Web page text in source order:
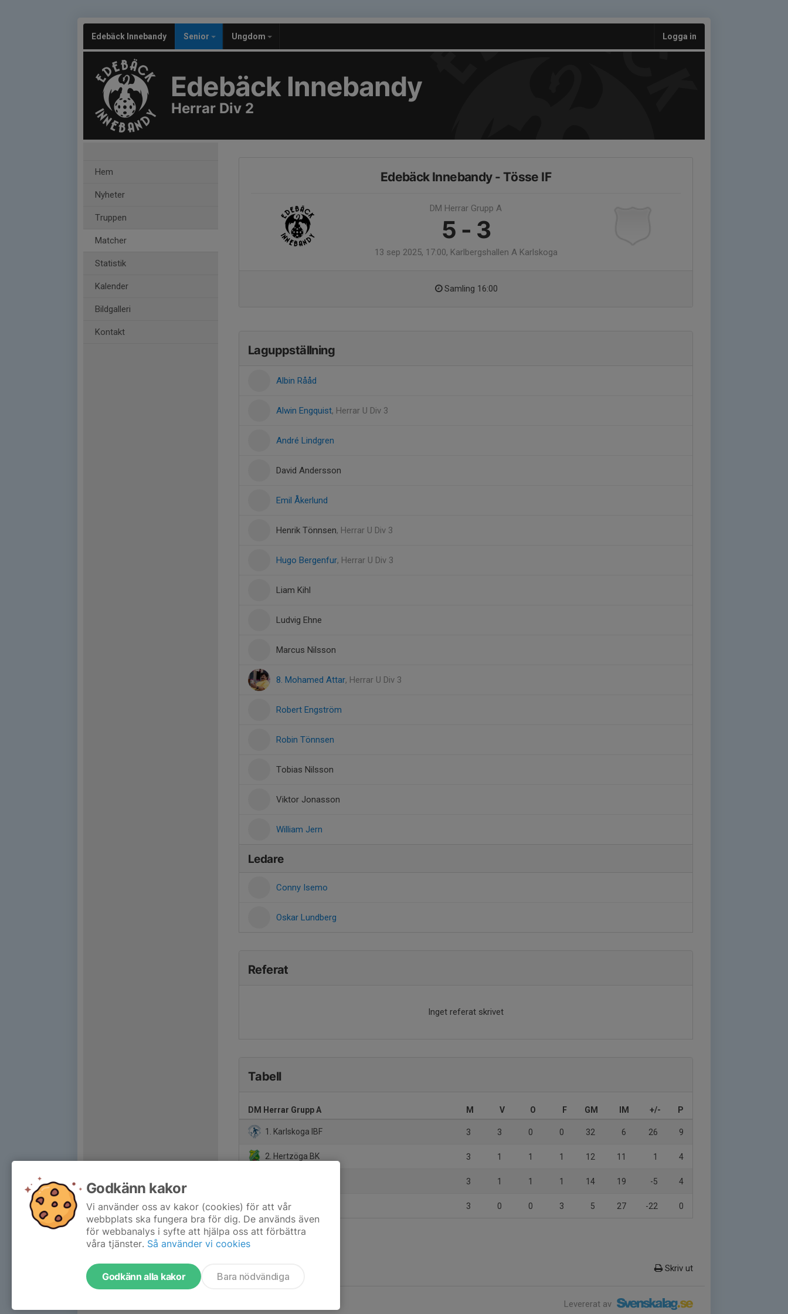
Edebäck Innebandy Senior Ungdom Logga in
Edebäck Innebandy
Herrar Div 2
Hem
Nyheter
Truppen
Matcher
Statistik
Kalender
Bildgalleri
Kontakt
Edebäck Innebandy - Tösse IF
DM Herrar Grupp A
5 - 3
13 sep 2025, 17:00, Karlbergshallen A Karlskoga
Samling 16:00
Laguppställning
Albin Rååd
Alwin Engquist, Herrar U Div 3
André Lindgren
David Andersson
Emil Åkerlund
Henrik Tönnsen, Herrar U Div 3
Hugo Bergenfur, Herrar U Div 3
Liam Kihl
Ludvig Ehne
Marcus Nilsson
8. Mohamed Attar, Herrar U Div 3
Robert Engström
Robin Tönnsen
Tobias Nilsson
Viktor Jonasson
William Jern
Ledare
Conny Isemo
Oskar Lundberg
Referat
Inget referat skrivet
Tabell
DM Herrar Grupp A M V O F GM IM +/- P
1. Karlskoga IBF 3 3 0 0 32 6 26 9
2. Hertzöga BK 3 1 1 1 12 11 1 4
3 1 1 1 14 19 -5 4
4. Tösse IF 3 0 0 3 5 27 -22 0
Skriv ut
Levererat av
Godkänn kakor
Vi använder oss av kakor (cookies) för att vår
webbplats ska fungera bra för dig. De används även
för webbanalys i syfte att hjälpa oss att förbättra
våra tjänster. Så använder vi cookies
Godkänn alla kakor Bara nödvändiga